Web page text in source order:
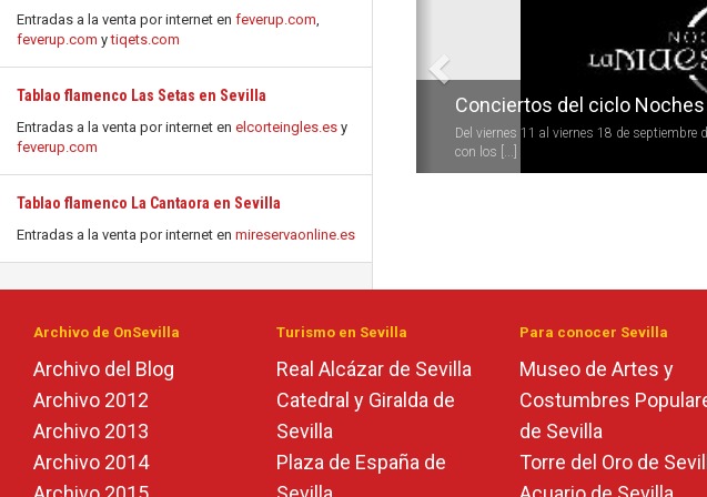
Entradas a la venta por internet en feverup.com,
feverup.com ytiqets.com
Tablao flamenco Las Setas en Sevilla
Entradas a la venta por internet en elcorteingles.es y
feverup.com
Tablao flamenco La Cantaora en Sevilla
Entradas a la venta por internet en mireservaonline.es
Conciertos del ciclo
Del viernes 11 al viernes 18 de septiembre
con los [...]
Archivo de OnSevilla
Archivo del Blog
Archivo 2012
Archivo 2013
Archivo 2014
Turismo en Sevilla
Real Alcázar de Sevilla
Catedral y Giralda de
Sevilla
Plaza de España de
Para conocer Sevilla
Museo de Artes y
Costumbres
de Sevilla
Torre del Oro de